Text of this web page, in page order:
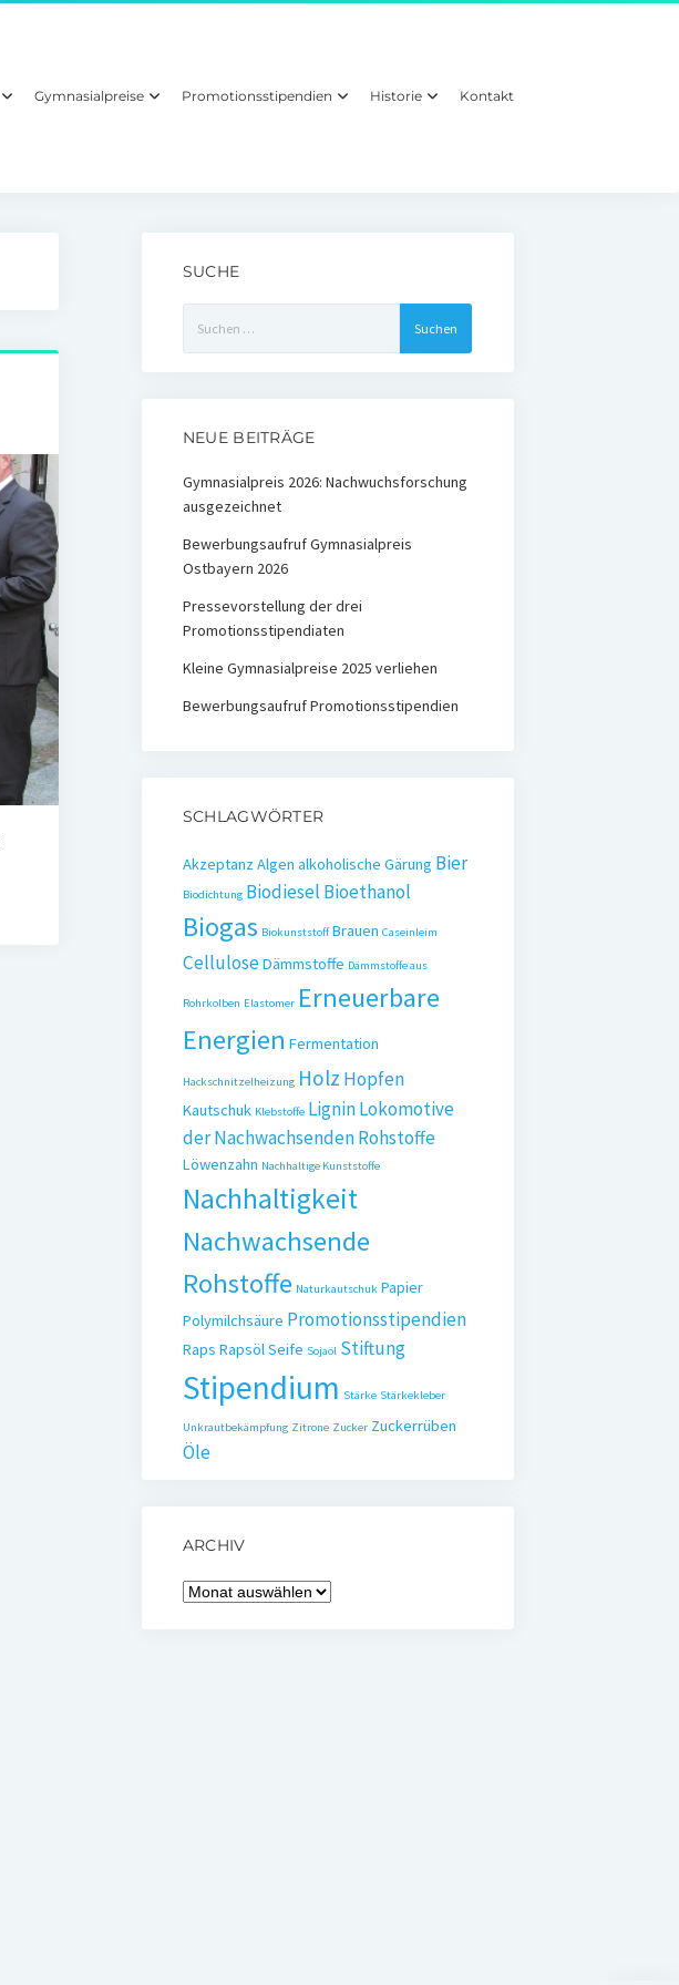
Gymnasialpreise Promotionsstipendien Historie Kontakt
SUCHE
nach:
NEUE BEITRÄGE
Gymnasialpreis 2026: Nachwuchsforschung
ausgezeichnet
Bewerbungsaufruf Gymnasialpreis
Ostbayern 2026
Pressevorstellung der drei
Promotionsstipendiaten
Kleine Gymnasialpreise 2025 verliehen
Bewerbungsaufruf Promotionsstipendien
SCHLAGWÖRTER
Akzeptanz Algen alkoholische Gärung Bier
Biodichtung Biodiesel Bioethanol
Biogas Biokunststoff Brauen Caseinleim
CelluloseDämmstoffe Dämmstoffe aus
Rohrkolben Elastomer Erneuerbare
Energien Fermentation
Hackschnitzelheizung Holz Hopfen
Kautschuk Klebstoffe LigninLokomotive
der Nachwachsenden Rohstoffe
Löwenzahn Nachhaltige Kunststoffe
Nachhaltigkeit
Nachwachsende
Rohstoffe Naturkautschuk Papier
Polymilchsäure Promotionsstipendien
Raps RapsölSeife Sojaöl Stiftung
Stipendium Stärke Stärkekleber
Unkrautbekämpfung Zitrone Zucker Zuckerrüben
Öle
ARCHIV
Archiv